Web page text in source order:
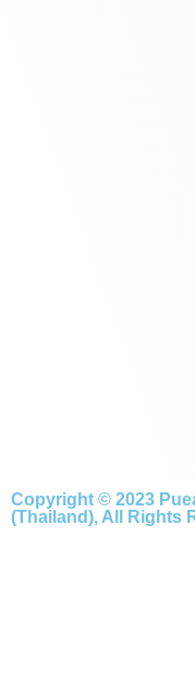
Copyright © 2023
(Thailand), All Rights